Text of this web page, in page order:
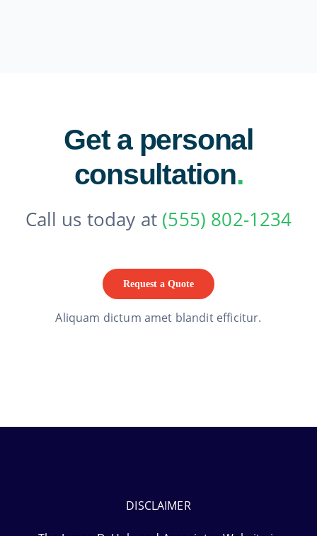
Get a personal
consultation.
Call us today at (555) 802-1234
Request a Quote
Aliquam dictum amet blandit efficitur.
DISCLAIMER